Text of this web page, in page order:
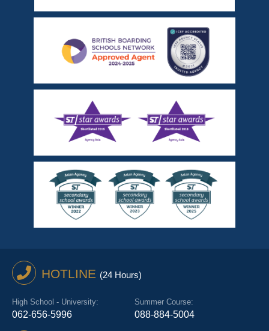
HOTLINE (24 Hours)
High School - University:
062-656-5996
Summer Course:
088-884-5004